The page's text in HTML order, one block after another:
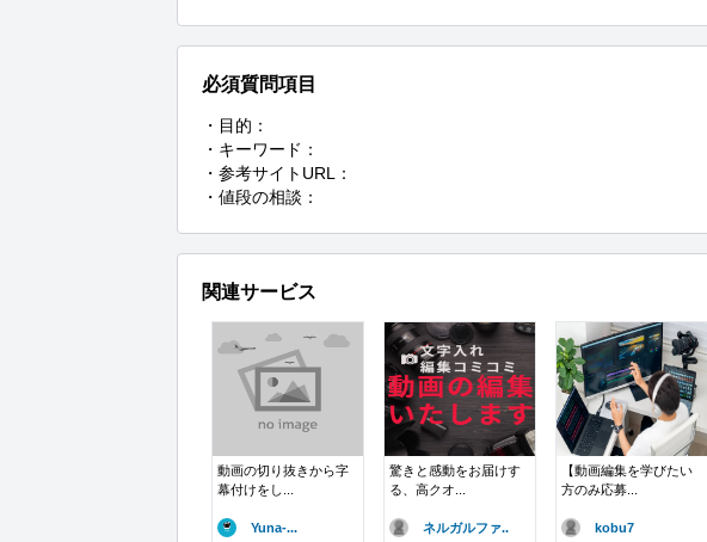
必須質問項目
・目的：
・キーワード：
・参考サイトURL：
・値段の相談：
関連サービス
動画の切り抜きから字
幕付けをし...
Yuna-...
驚きと感動をお届けす
る、高クオ...
ネルガルファ..
【動画編集を学びたい
方のみ応募...
kobu7